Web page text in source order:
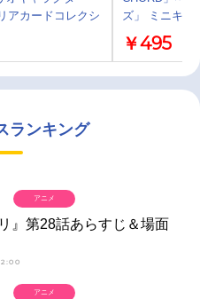
アカードコレクシ
ズ」 ミニキャ
￥495
ランキング
』第28話あらすじ＆場面
アニメ
アニメ